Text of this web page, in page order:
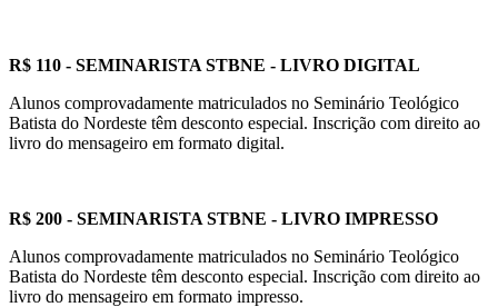
R$ 110 - SEMINARISTA STBNE - LIVRO DIGITAL
Alunos comprovadamente matriculados no Seminário Teológico
Batista do Nordeste têm desconto especial. Inscrição com direito ao
livro do mensageiro em formato digital.
R$ 200 - SEMINARISTA STBNE - LIVRO IMPRESSO
Alunos comprovadamente matriculados no Seminário Teológico
Batista do Nordeste têm desconto especial. Inscrição com direito ao
livro do mensageiro em formato impresso.